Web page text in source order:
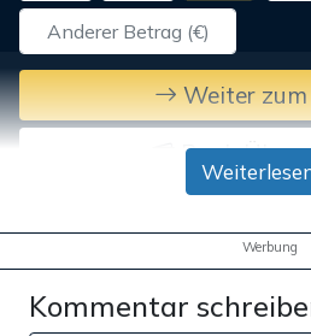
Weiter zum
Bank-
Werbung
Kommentar